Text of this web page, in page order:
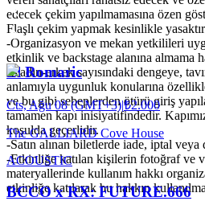
edecek çekim yapılmamasına özen
Flaşlı çekim yapmak kesinlikle
-Organizasyon ve mekan yetkilileri
etkinlik ve backstage alanına almama
-Kadın-erkek sayısındaki dengeye,
anlamıyla uygunluk konularına
ve bu gibi sebeplerden ötürü giriş
tamamen kapı inisiyatifindedir.
koşulda geçerlidir.
-Satın alınan biletlerde iade, iptal veya
-Etkinliğe katılan kişilerin fotoğraf ve
materyallerinde kullanım hakkı
etkinliğe katılarak bu hakkın
El Romaric
Cts, Ağu 08 (GMT+3)|₺2.000
The GALLIARD Cove House
ACOUSTIC
BCCO x RX: FUTURE.666